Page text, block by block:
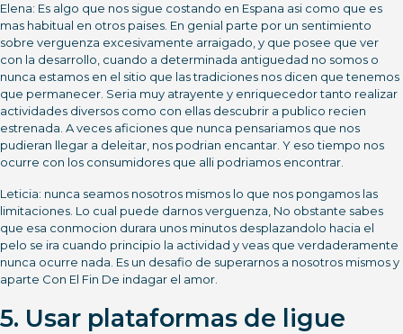
Elena: Es algo que nos sigue costando en Espana asi­ como que es
mas habitual en otros paises. En genial parte por un sentimiento
sobre verguenza excesivamente arraigado, y que posee que ver
con la desarrollo, cuando a determinada antiguedad no somos o
nunca estamos en el sitio que las tradiciones nos dicen que tenemos
que permanecer. Seri­a muy atrayente y enriquecedor tanto realizar
actividades diversos como con ellas descubrir a publico recien
estrenada. A veces aficiones que nunca pensariamos que nos
pudieran llegar a deleitar, nos podri­an encantar. Y eso tiempo nos
ocurre con los consumidores que alli podri­amos encontrar.
Leticia: nunca seamos nosotros mismos lo que nos pongamos las
limitaciones. Lo cual puede darnos verguenza, No obstante sabes
que esa conmocion durara unos minutos desplazandolo hacia el
pelo se ira cuando principio la actividad y veas que verdaderamente
nunca ocurre nada. Es un desafio de superarnos a nosotros mismos y
aparte Con El Fin De indagar el amor.
5. Usar plataformas de ligue